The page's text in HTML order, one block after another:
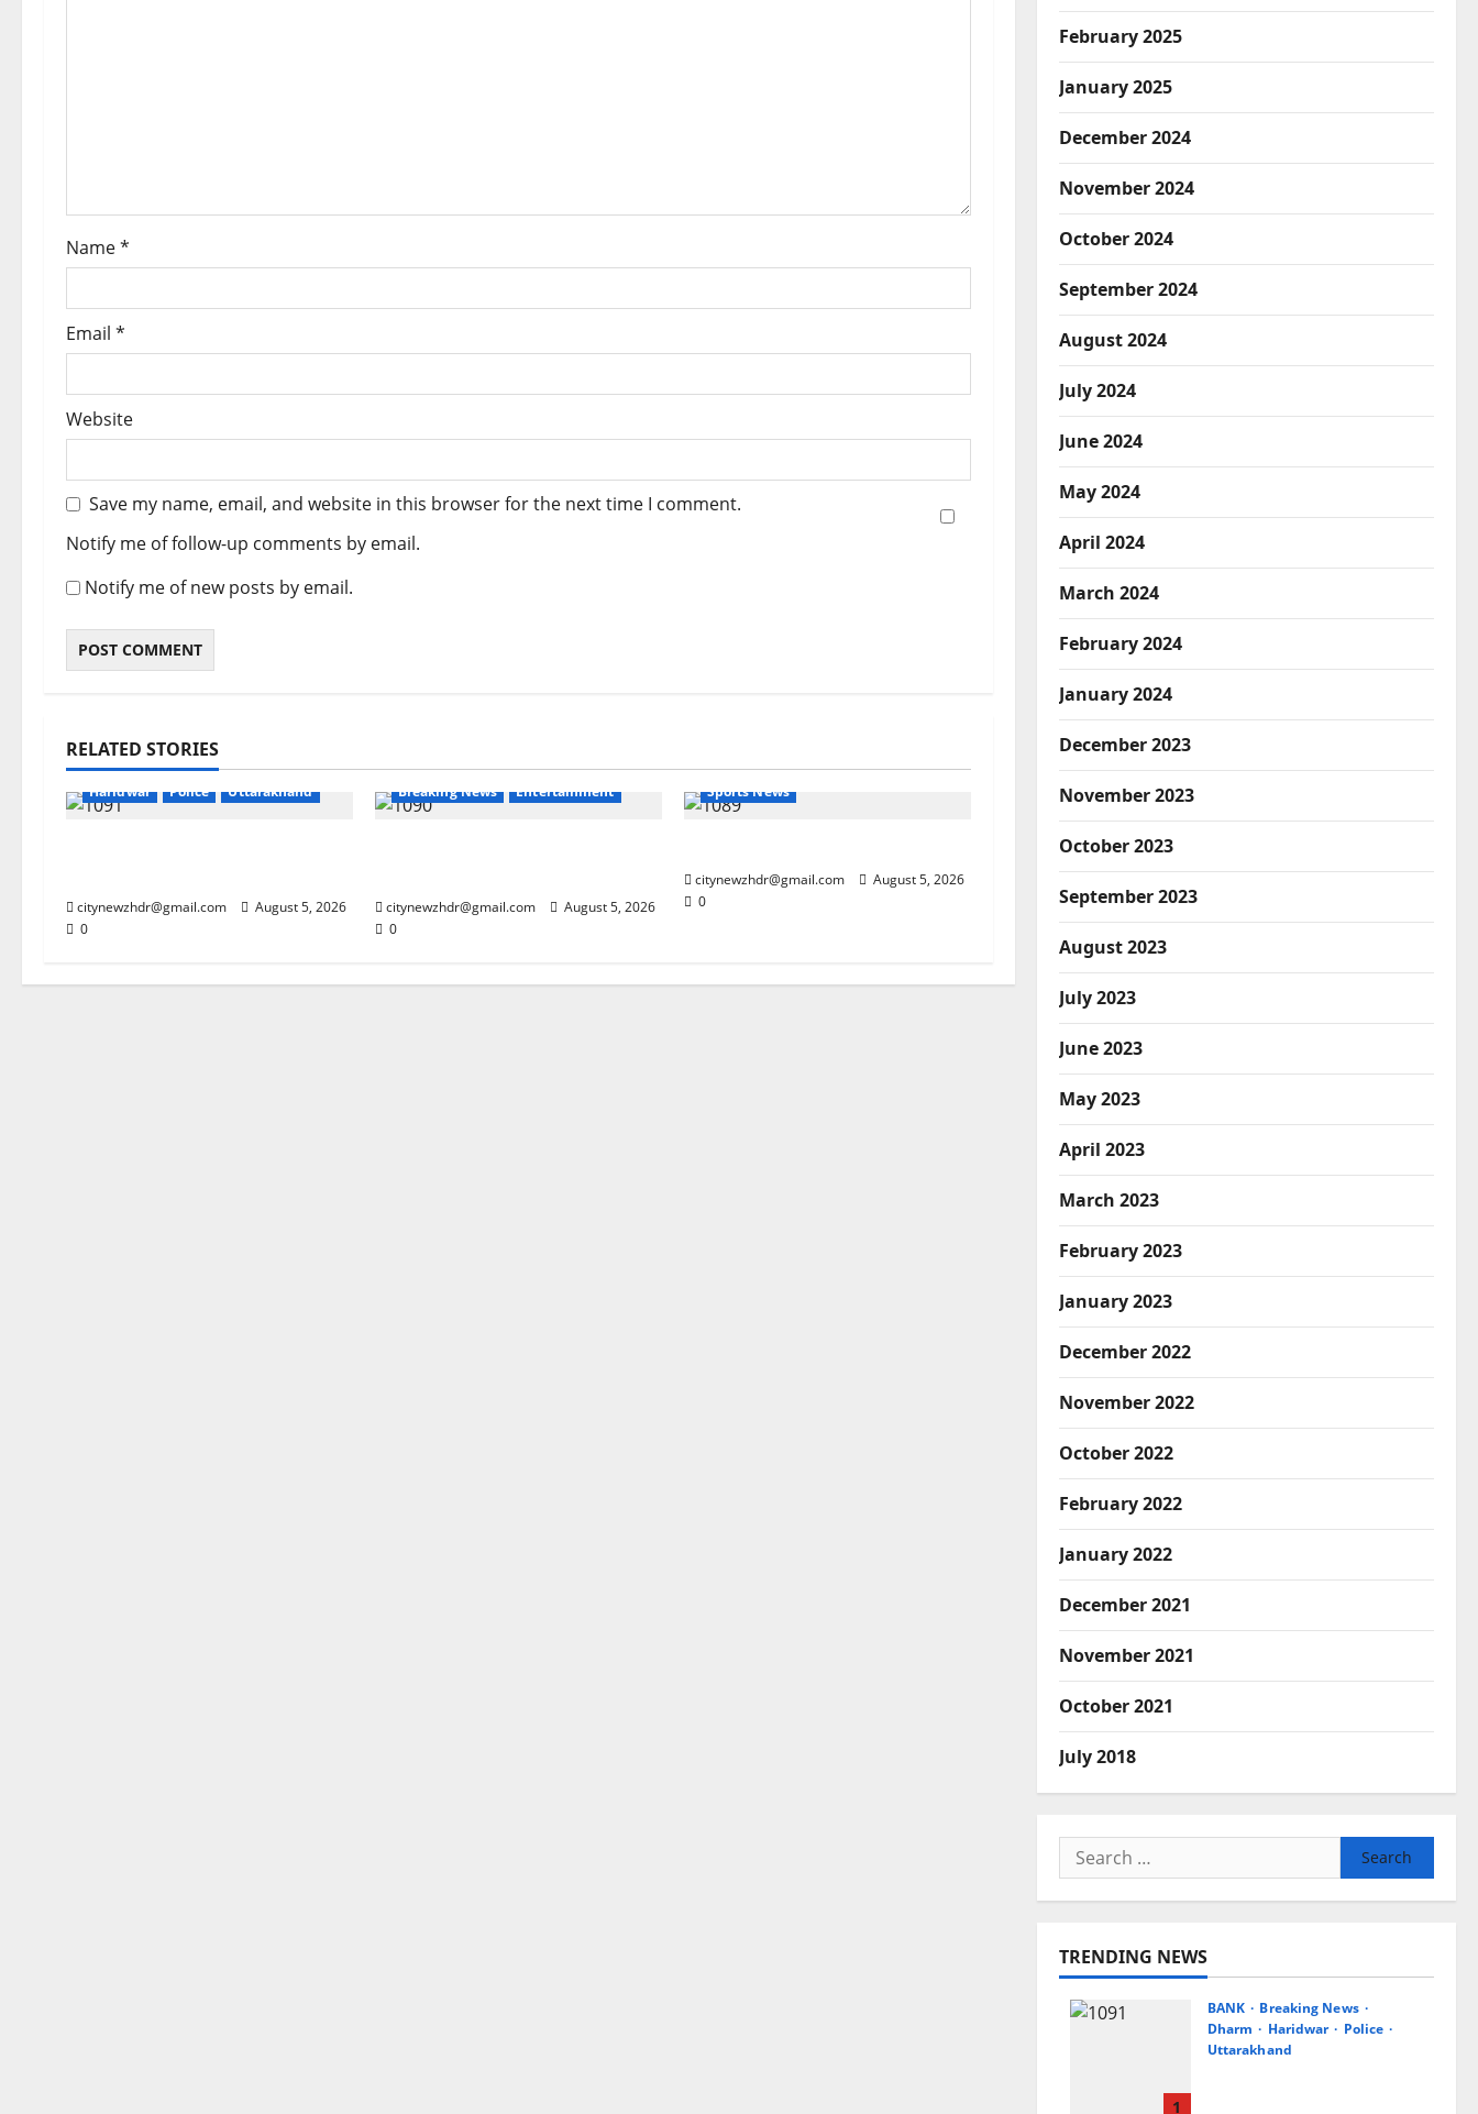
o
n
Name*
Email *
Website
Save my name, email, and website in this browser for the next time I comment.
Notify me of follow-up comments by email.
Notify me of new posts by email.
RELATED STORIES
BANK Breaking News
Haridwar
Police Uttarakhand
citynewzhdr@gmail.com
August 5, 2026
0
Breaking News Entertainment
citynewzhdr@gmail.com
August 5, 2026
0
Sports News
citynewzhdr@gmail.com
August 5, 2026
0
February 2025
January 2025
December 2024
November 2024
October 2024
September 2024
August 2024
July 2024
June 2024
May 2024
April 2024
March 2024
February 2024
January 2024
December 2023
November 2023
October 2023
September 2023
August 2023
July 2023
June 2023
May 2023
April 2023
March 2023
February 2023
January 2023
December 2022
November 2022
October 2022
February 2022
January 2022
December 2021
November 2021
October 2021
July 2018
Search
for:
TRENDING NEWS
1
BANK
Breaking News
Dharm
Haridwar
Police
Uttarakhand